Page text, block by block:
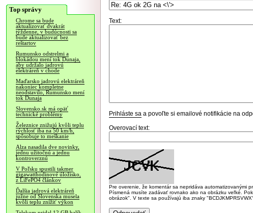
Top správy
Chrome sa bude
aktualizovať dvakrát
týždenne, v budúcnosti sa
bude aktualizovať bez
reštartov
Rumunsko odstrelmi a
blokádou mení tok Dunaja,
aby udržalo jadrovú
elektráreň v chode
Maďarsko jadrovú elektráreň
nakoniec kompletne
neodstavilo, Rumunsko mení
tok Dunaja
Slovensko.sk má opäť
technické problémy
Železnice znižujú kvôli teplu
rýchlosť iba na 50 km/h,
spôsobuje to meškanie
Alza nasadila dve novinky,
jednu užitočnú a jednu
kontroverznú
V Poľsku spustili takmer
gigawatthodinové úložisko,
z LiFePO4 článkov
Ďalšia jadrová elektráreň
južne od Slovenska musela
kvôli teplu znížiť výkon
Text:
Prihláste sa a povoľte si emailové notifikácie na
Overovací text:
Pre overenie, že komentár sa nepridáva automatizovanými
Písmená musíte zadávať rovnako ako na obrázku veľké.
obrázok". V texte sa používajú iba znaky